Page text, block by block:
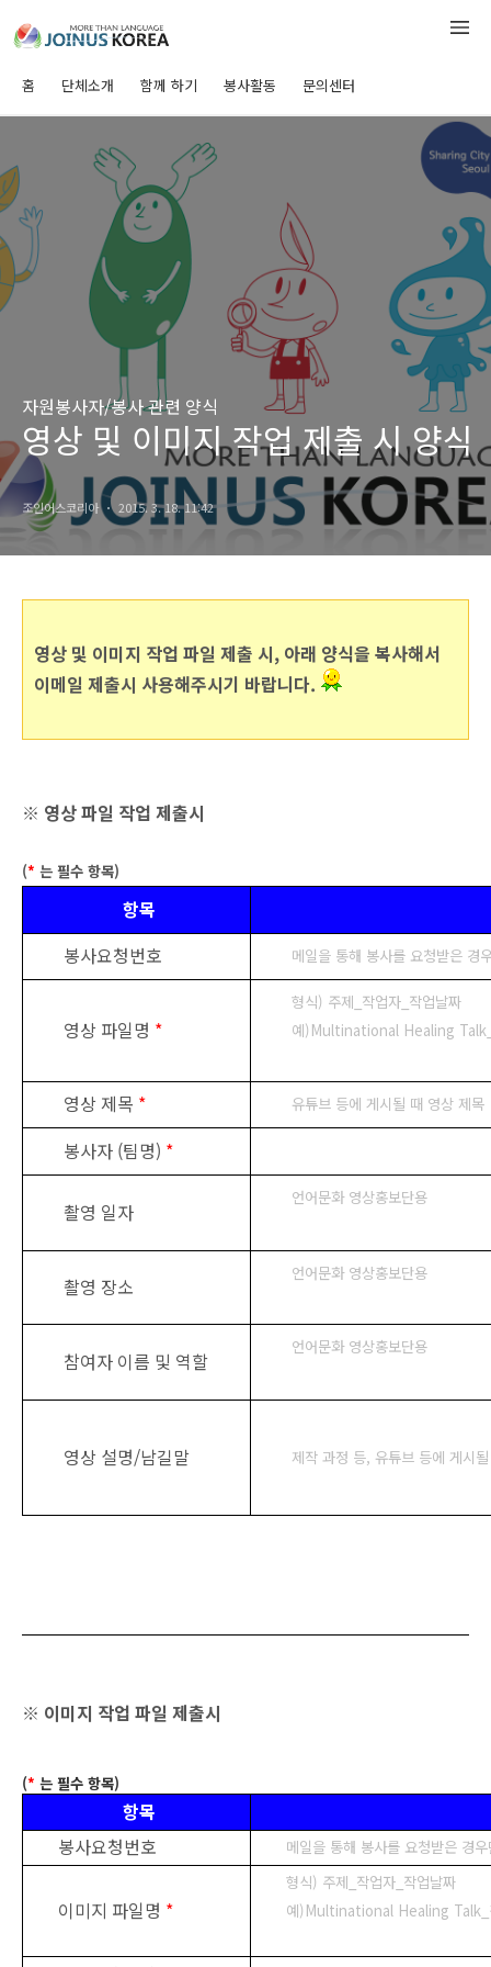
홈 단체소개 함께 하기 봉사활동 문의센터
자원봉사자/봉사 관련 양식
영상 및 이미지 작업 제출 시 양식
조인어스코리아 2015. 3. 18. 11:42
영상 및 이미지 작업 파일 제출 시, 아래 양식을 복사해서
이메일 제출시 사용해주시기 바랍니다.
※ 영상 파일 작업 제출시
(* 는 필수 항목)
항목
봉사요청번호
메일을 통해 봉사를 요청받은 경
영상 파일명 *
형식) 주제_작업자_작업날짜
예)Multinational Healing
영상 제목 * 유튜브 등에 게시될 때 영상 제목
봉사자 (팀명) *
촬영 일자
언어문화 영상홍보단용
촬영 장소
언어문화 영상홍보단용
참여자 이름 및 역할
언어문화 영상홍보단용
영상 설명/남길말 제작 과정 등, 유튜브 등에 게시
※ 이미지 작업 파일 제출시
(* 는 필수 항목)
항목
봉사요청번호
메일을 통해 봉사를 요청받은 경우
이미지 파일명 *
형식) 주제_작업자_작업날짜
예)Multinational Healing